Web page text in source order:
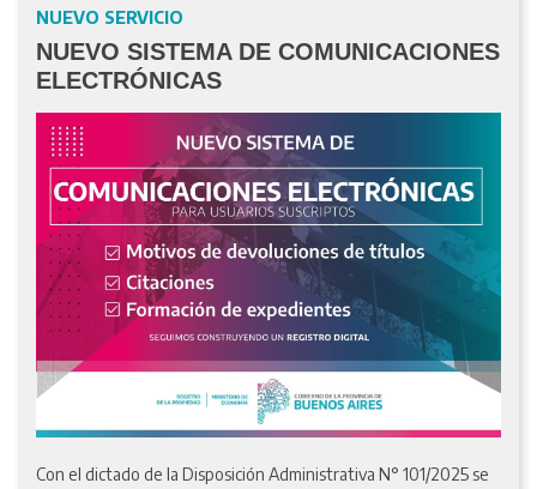
NUEVO SERVICIO
NUEVO SISTEMA DE COMUNICACIONES
ELECTRÓNICAS
Con el dictado de la Disposición Administrativa N° 101/2025 se